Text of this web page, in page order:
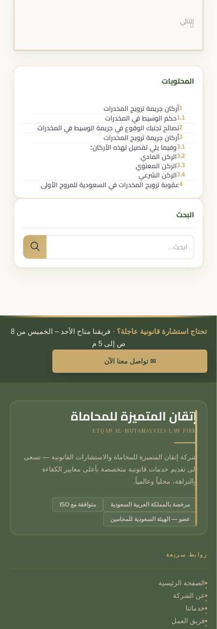
التالي
المحتويات
1أركان جريمة ترويج المخدرات
1.1حكم الوسيط في المخدرات
2نصائح تجنبك الوقوع في جريمة الوسيط في المخدرات
3أركان جريمة ترويج المخدرات
3.1وفيما يلي تفصيل لهذه الأركان:
3.2الركن المادي
3.3الركن المعنوي
3.4الركن الشرعي
4عقوبة ترويج المخدرات في السعودية للمروج الأولى
البحث
البحث
عن:
بحث
تحتاج استشارة قانونية عاجلة؟ ·
فريقنا متاح الأحد – الخميس من 8
ص إلى 5 م
✉ تواصل معنا الآن
إتقان المتميزة للمحاماة
ETQAN AL-MUTAMAYYIZA LAW FIRM
شركة إتقان المتميزة للمحاماة والاستشارات القانونية — تسعى
إلى تقديم خدمات قانونية متخصصة بأعلى معايير الكفاءة
والنزاهة، محلياً وعالمياً.
مرخصة بالمملكة العربية السعودية متوافقة مع ISO
عضو — الهيئة السعودية للمحامين
روابط سريعة
الصفحة الرئيسية
عن الشركة
خدماتنا
فريق العمل